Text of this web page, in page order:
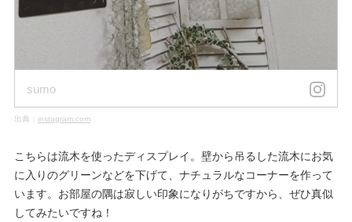
sumo
出典： instagram.com
こちらは流木を使ったディスプレイ。壁から吊るした流木にお気
に入りのグリーンなどを下げて、ナチュラルなコーナーを作って
います。お部屋の隅は寂しい印象になりがちですから、ぜひ真似
してみたいですね！